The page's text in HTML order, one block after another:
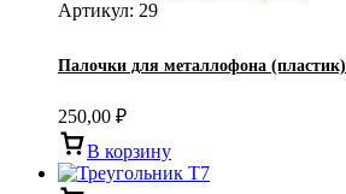
Артикул: 29
Палочки для металлофона (пластик)
250,00 ₽
В корзину